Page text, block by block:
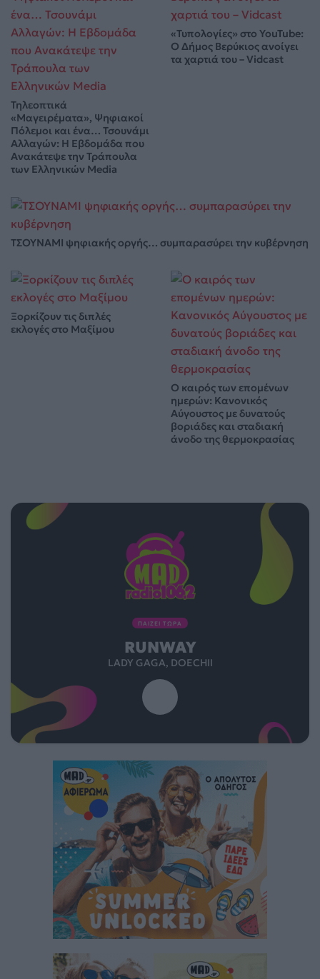
Τηλεοπτικά
«Μαγειρέματα», Ψηφιακοί
Πόλεμοι και ένα… Τσουνάμι
Αλλαγών: Η Εβδομάδα που
Ανακάτεψε την Τράπουλα
των Ελληνικών Media
«Τυπολογίες» στο YouTube:
Ο Δήμος Βερύκιος ανοίγει
τα χαρτιά του – Vidcast
ΤΣΟΥΝΑΜΙ ψηφιακής οργής… συμπαρασύρει την κυβέρνηση
Ξορκίζουν τις διπλές
εκλογές στο Μαξίμου
Ο καιρός των επομένων
ημερών: Κανονικός
Αύγουστος με δυνατούς
βοριάδες και σταδιακή
άνοδο της θερμοκρασίας
ΠΑΙΖΕΙ ΤΩΡΑ
RUNWAY
LADY GAGA, DOECHII